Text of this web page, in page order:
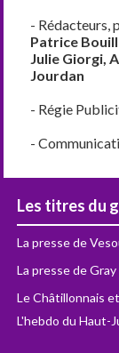
- Rédacteurs,
Patrice
Julie Giorgi,
Jourdan
- Régie
-
Les titres du
La presse de
La presse de Gray
Le Châtillonnais
L'hebdo du Haut-